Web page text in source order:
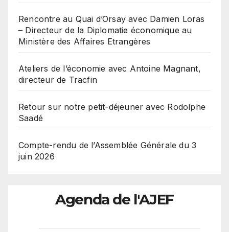
Rencontre au Quai d’Orsay avec Damien Loras
– Directeur de la Diplomatie économique au
Ministère des Affaires Etrangères
Ateliers de l’économie avec Antoine Magnant,
directeur de Tracfin
Retour sur notre petit-déjeuner avec Rodolphe
Saadé
Compte-rendu de l’Assemblée Générale du 3
juin 2026
Agenda de l'AJEF